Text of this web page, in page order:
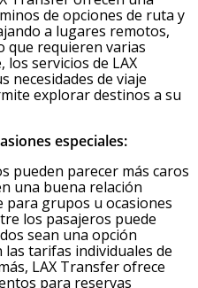
de opciones de ruta y
a lugares remotos,
que requieren varias
los servicios de LAX
necesidades de viaje
explorar destinos a su
especiales:
pueden parecer más caros
una buena relación
para grupos u ocasiones
los pasajeros puede
sean una opción
tarifas individuales de
LAX Transfer ofrece
para reservas